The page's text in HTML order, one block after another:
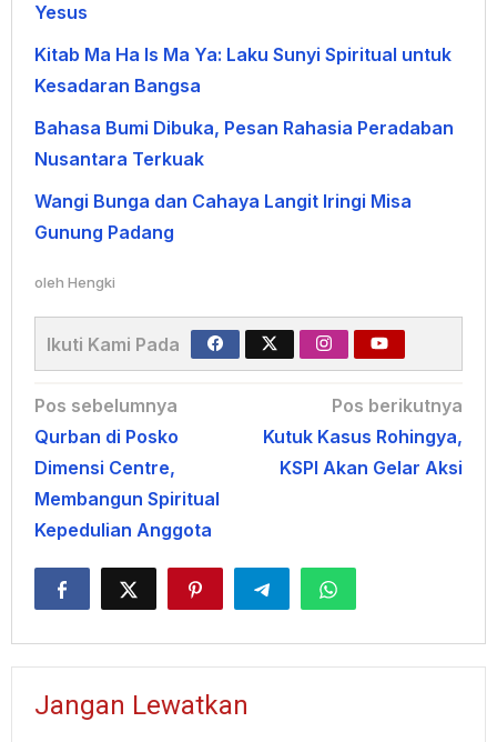
Yesus
Kitab Ma Ha Is Ma Ya: Laku Sunyi Spiritual untuk
Kesadaran Bangsa
Bahasa Bumi Dibuka, Pesan Rahasia Peradaban
Nusantara Terkuak
Wangi Bunga dan Cahaya Langit Iringi Misa
Gunung Padang
oleh Hengki
Ikuti Kami Pada
Navigasi
pos
Pos sebelumnya
Qurban di Posko
Dimensi Centre,
Membangun Spiritual
Kepedulian Anggota
Pos berikutnya
Kutuk Kasus Rohingya,
KSPI Akan Gelar Aksi
Jangan Lewatkan